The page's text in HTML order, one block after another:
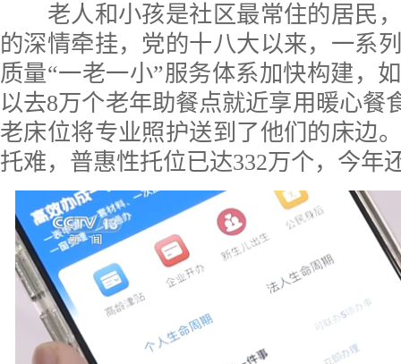
老人和小孩是社区最常住的居民，
的深情牵挂，党的十八大以来，一系
质量“一老一小”服务体系加快构建，
以去8万个老年助餐点就近享用暖心餐
老床位将专业照护送到了他们的床边
托难，普惠性托位已达332万个，今年